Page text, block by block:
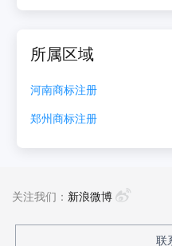
所属区域
河南商标注册
郑州商标注册